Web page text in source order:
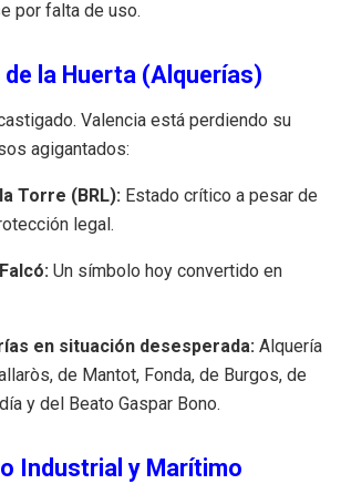
por falta de uso.
de la Huerta (Alquerías)
Valencia está perdiendo su
agigantados:
Torre (BRL): Estado crítico a pesar de
legal.
Un símbolo hoy convertido en
en situación desesperada: Alquería
de Mantot, Fonda, de Burgos, de
y del Beato Gaspar Bono.
Industrial y Marítimo